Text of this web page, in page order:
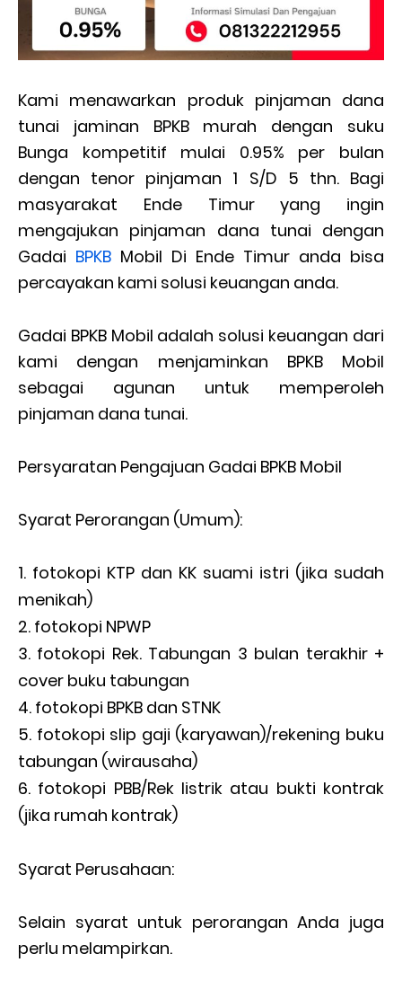
Kami menawarkan produk pinjaman dana
tunai jaminan BPKB murah dengan suku
Bunga kompetitif mulai 0.95% per bulan
dengan tenor pinjaman 1 S/D 5 thn. Bagi
masyarakat Ende Timur yang ingin
mengajukan pinjaman dana tunai dengan
Gadai BPKB Mobil Di Ende Timur anda bisa
percayakan kami solusi keuangan anda.
Gadai BPKB Mobil adalah solusi keuangan dari
kami dengan menjaminkan BPKB Mobil
sebagai agunan untuk memperoleh
pinjaman dana tunai.
Persyaratan Pengajuan Gadai BPKB Mobil
Syarat Perorangan (Umum):
fotokopi KTP dan KK suami istri (jika sudah
menikah)
fotokopi NPWP
fotokopi Rek. Tabungan 3 bulan terakhir +
cover buku tabungan
fotokopi BPKB dan STNK
fotokopi slip gaji (karyawan)/rekening buku
tabungan (wirausaha)
fotokopi PBB/Rek listrik atau bukti kontrak
(jika rumah kontrak)
Syarat Perusahaan:
Selain syarat untuk perorangan Anda juga
perlu melampirkan.